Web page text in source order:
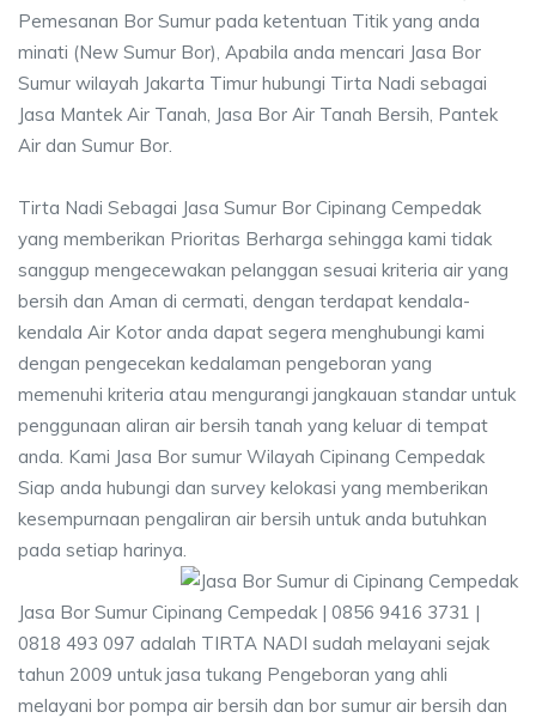
Pemesanan Bor Sumur pada ketentuan Titik yang anda
minati (New Sumur Bor), Apabila anda mencari Jasa Bor
Sumur wilayah Jakarta Timur hubungi Tirta Nadi sebagai
Jasa Mantek Air Tanah, Jasa Bor Air Tanah Bersih, Pantek
Air dan Sumur Bor.
Tirta Nadi Sebagai Jasa Sumur Bor Cipinang Cempedak
yang memberikan Prioritas Berharga sehingga kami tidak
sanggup mengecewakan pelanggan sesuai kriteria air yang
bersih dan Aman di cermati, dengan terdapat kendala-
kendala Air Kotor anda dapat segera menghubungi kami
dengan pengecekan kedalaman pengeboran yang
memenuhi kriteria atau mengurangi jangkauan standar untuk
penggunaan aliran air bersih tanah yang keluar di tempat
anda. Kami Jasa Bor sumur Wilayah Cipinang Cempedak
Siap anda hubungi dan survey kelokasi yang memberikan
kesempurnaan pengaliran air bersih untuk anda butuhkan
pada setiap harinya.
Jasa Bor Sumur Cipinang Cempedak | 0856 9416 3731 |
0818 493 097 adalah TIRTA NADI sudah melayani sejak
tahun 2009 untuk jasa tukang Pengeboran yang ahli
melayani bor pompa air bersih dan bor sumur air bersih dan